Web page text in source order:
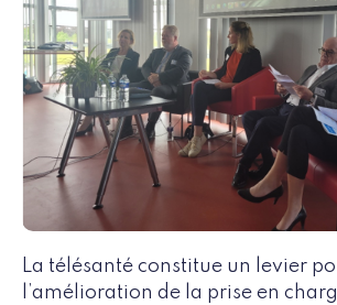
La télésanté constitue un levier
l’amélioration de la prise en